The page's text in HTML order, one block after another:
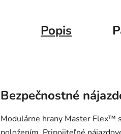
Popis
Bezpečnostné
Modulárne hrany Master Flex™